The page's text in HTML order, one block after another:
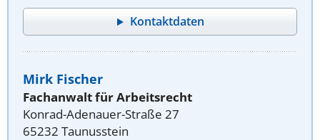
Kontaktdaten
Mirk Fischer
Fachanwalt für Arbeitsrecht
Konrad-Adenauer-Straße 27
65232 Taunusstein